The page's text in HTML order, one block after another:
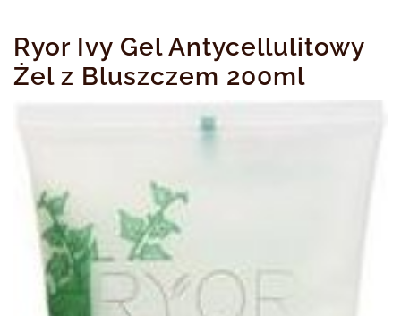
Ryor Ivy Gel Antycellulitowy
Żel z Bluszczem 200ml